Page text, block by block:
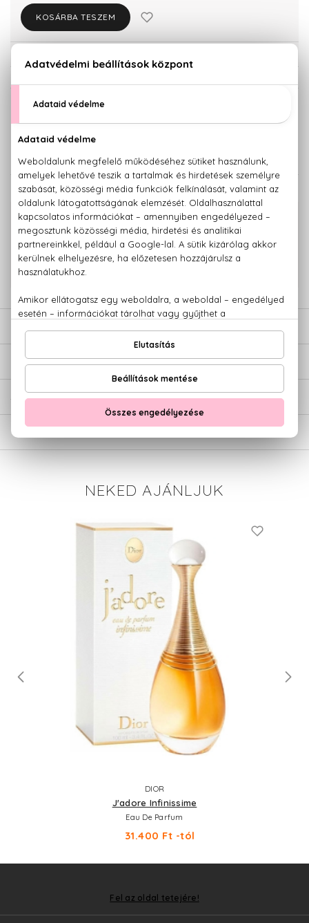
KOSÁRBA TESZEM
KISZERELÉS KIVÁLASZTÁSA
KAPCSOLÓDÓ TERMÉKEK
100% eredeti termékek,14 napos visszaküldési garanciával
Kérdésed van, elakadtál? Hívd ügyfélszolgálatunkat: +36 20
779 1926
ÉRTÉKELÉSEK (0)
SZÁLLÍTÁS
NEKED AJÁNLJUK
DIOR
J'adore Infinissime
Eau De Parfum
31.400 Ft -tól
Fel az oldal tetejére!